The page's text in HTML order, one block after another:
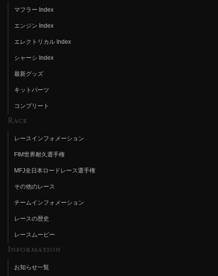
マフラー Index
エンジン Index
エレクトリカル Index
シャーシ Index
最新グッズ
キットパーツ
コンプリート
Race
レースインフォメーション
FIM世界耐久選手権
MFJ全日本ロードレース選手権
その他のレース
チームインフォメーション
レースの歴史
レースムービー
Information
お知らせ一覧